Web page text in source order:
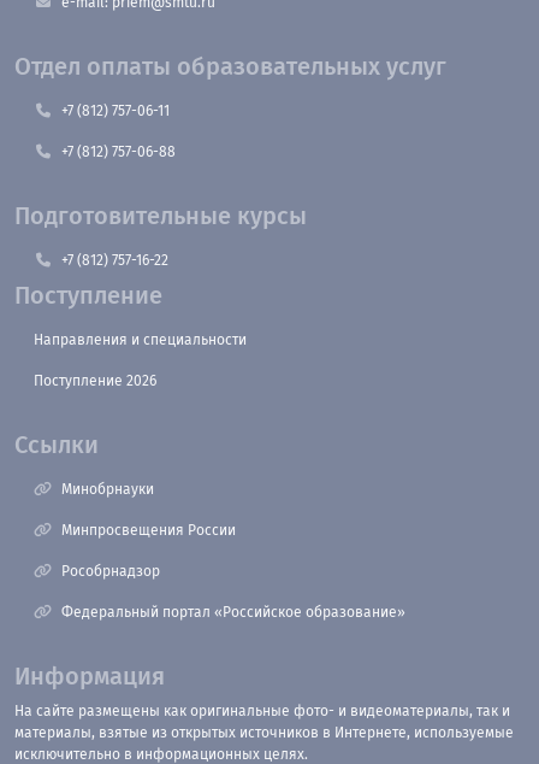
Отдел оплаты образовательных услуг
+7 (812) 757-06-11
+7 (812) 757-06-88
Подготовительные курсы
+7 (812) 757-16-22
Поступление
Направления и специальности
Поступление 2026
Ссылки
Минобрнауки
Минпросвещения России
Рособрнадзор
Федеральный портал «Российское образование»
Информация
На сайте размещены как оригинальные фото- и видеоматериалы, так и
материалы, взятые из открытых источников в Интернете, используемые
исключительно в информационных целях.